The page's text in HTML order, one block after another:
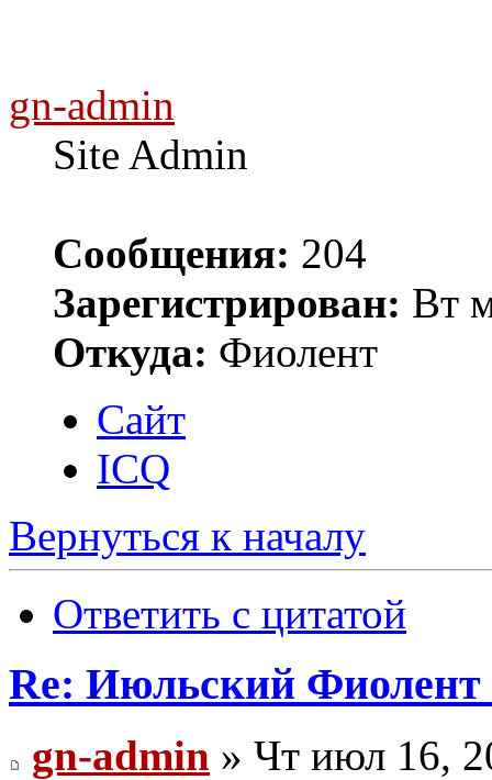
gn-admin
Site Admin
Сообщения: 204
Зарегистрирован: Вт
Откуда: Фиолент
Сайт
ICQ
Вернуться к началу
Ответить с цитатой
Re: Июльский Фиолент
gn-admin » Чт июл 16,